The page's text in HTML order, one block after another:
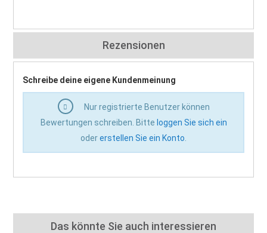
Rezensionen
Schreibe deine eigene Kundenmeinung
Nur registrierte Benutzer können
Bewertungen schreiben. Bitte loggen Sie sich ein
odererstellen Sie ein Konto
Das könnte Sie auch interessieren